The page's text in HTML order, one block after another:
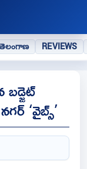
REVIEWS
‘వైబ్స్’